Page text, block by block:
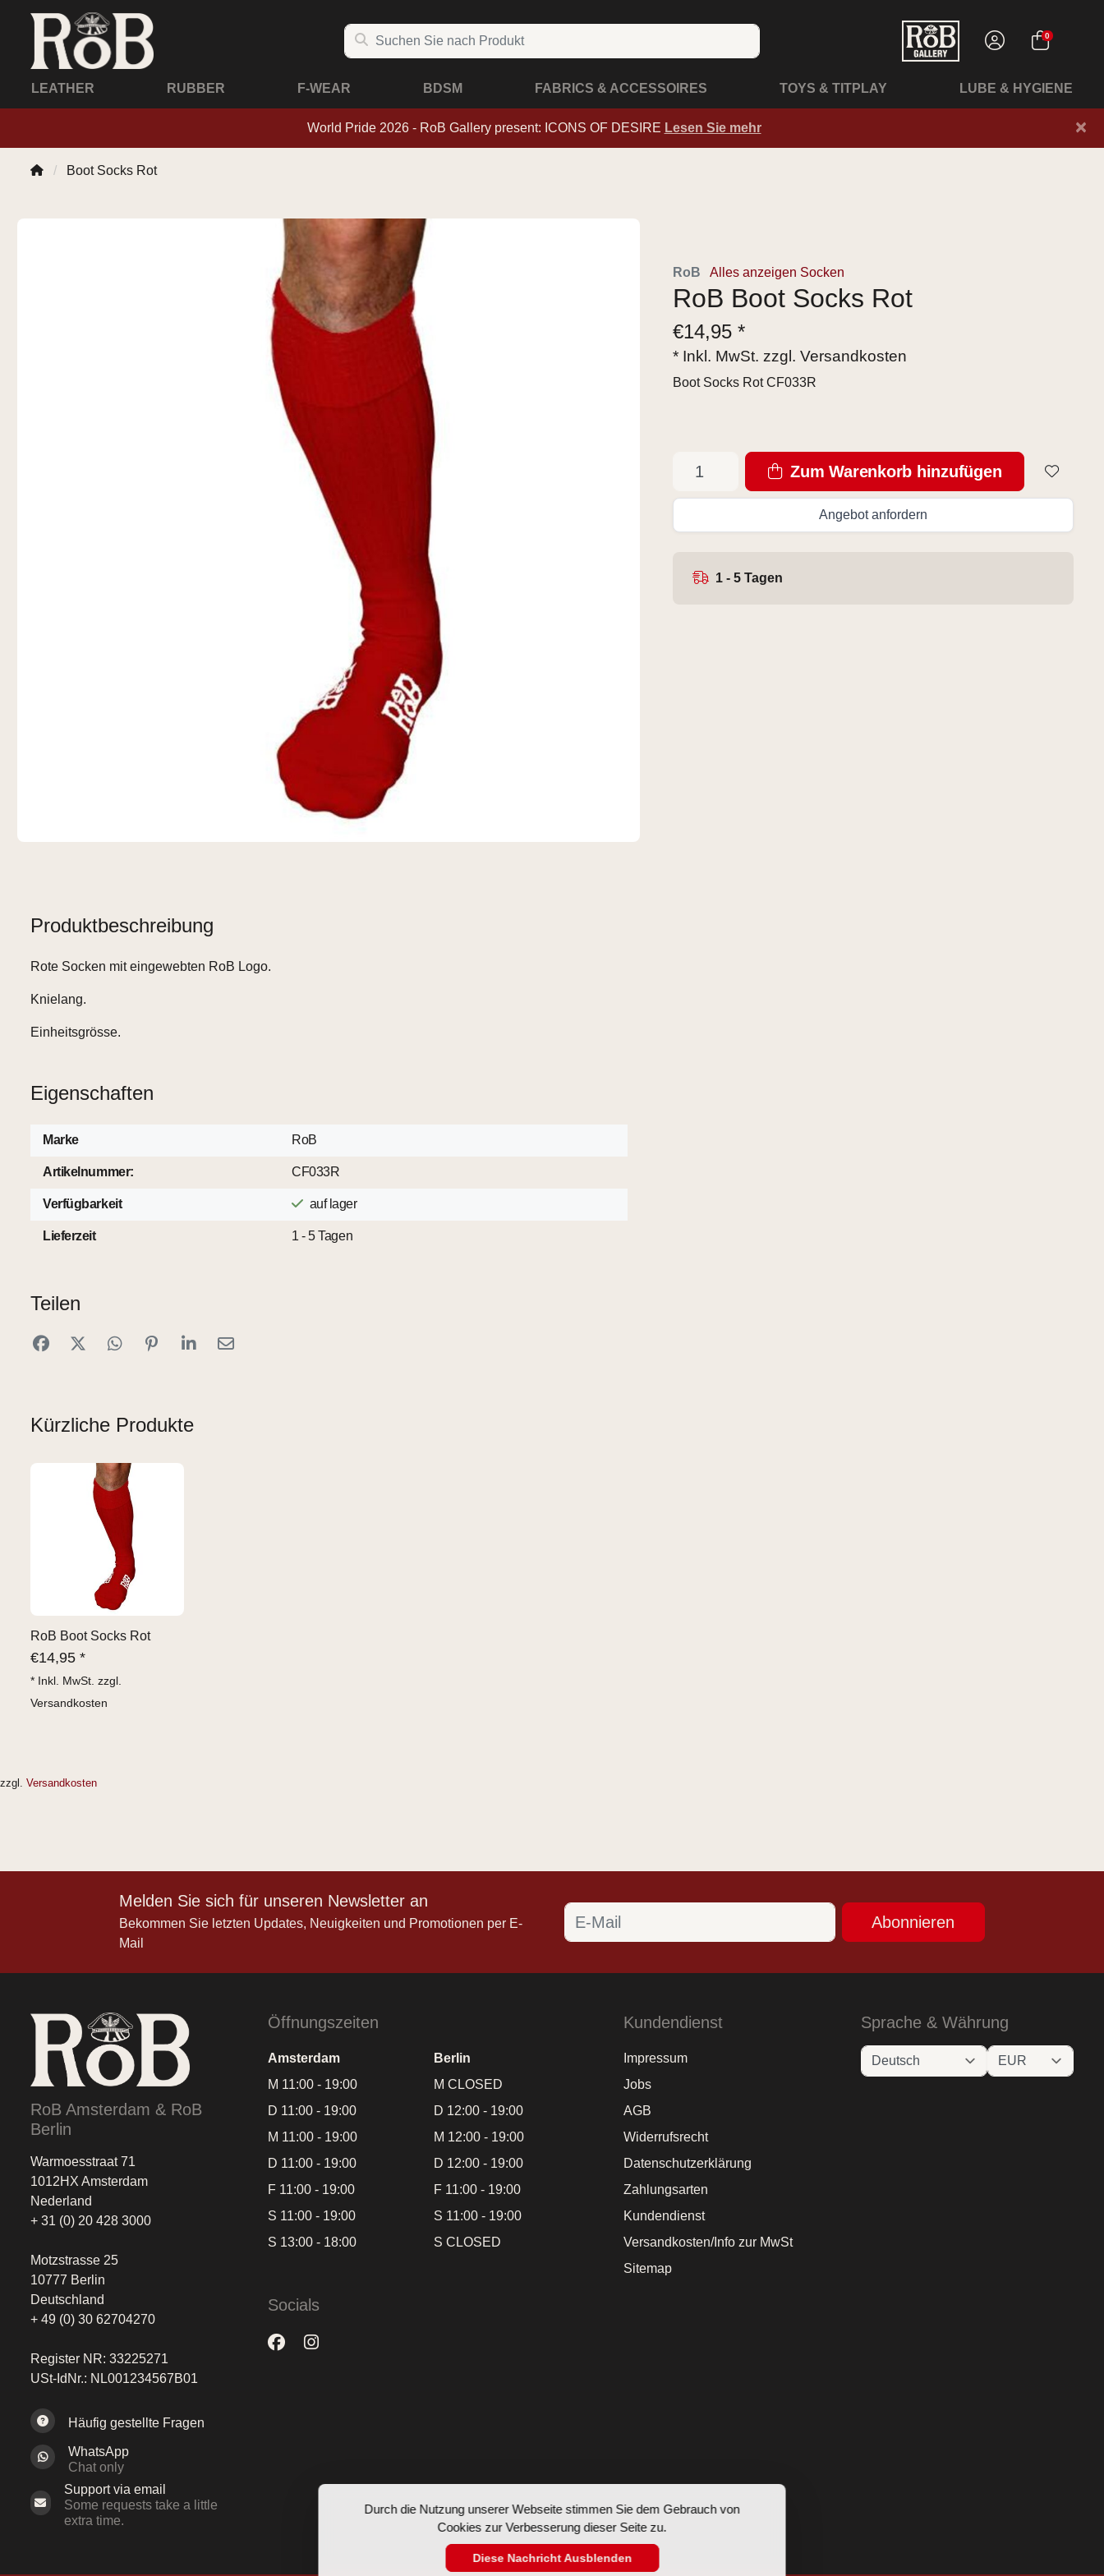
Durch die Nutzung unserer Webseite stimmen Sie dem Gebrauch von
Cookies zur Verbesserung dieser Seite zu.
Diese Nachricht Ausblenden
0
LEATHER RUBBER F-WEAR BDSM FABRICS & ACCESSOIRES TOYS & TITPLAY LUBE & HYGIENE
World Pride 2026 - RoB Gallery present: ICONS OF DESIRE Lesen Sie mehr ×
Boot Socks Rot
Produktbeschreibung
Rote Socken mit eingewebten RoB Logo.
Knielang.
Einheitsgrösse.
Eigenschaften
Marke RoB
Artikelnummer: CF033R
Verfügbarkeit auf lager
Lieferzeit 1 - 5 Tagen
Teilen
RoB Alles anzeigen Socken
RoB Boot Socks Rot
€14,95 *
* Inkl. MwSt. zzgl.Versandkosten
Boot Socks Rot CF033R
Zum Warenkorb hinzufügen
Angebot anfordern
1 - 5 Tagen
Kürzliche Produkte
RoB Boot Socks Rot
€14,95 *
* Inkl. MwSt. zzgl.
Versandkosten
zzgl. Versandkosten
Melden Sie sich für unseren Newsletter an
Bekommen Sie letzten Updates, Neuigkeiten und Promotionen per E-
Mail
Abonnieren
RoB Amsterdam & RoB
Berlin
Warmoesstraat 71
1012HX Amsterdam
Nederland
+ 31 (0) 20 428 3000
Motzstrasse 25
10777 Berlin
Deutschland
+ 49 (0) 30 62704270
Register NR: 33225271
USt-IdNr.: NL001234567B01
Häufig gestellte Fragen
WhatsApp
Chat only
Support via email
Some requests take a little
extra time.
Öffnungszeiten
Amsterdam
Berlin
M 11:00 - 19:00
D 11:00 - 19:00
M 11:00 - 19:00
D 11:00 - 19:00
F 11:00 - 19:00
S 11:00 - 19:00
S 13:00 - 18:00
M CLOSED
D 12:00 - 19:00
M 12:00 - 19:00
D 12:00 - 19:00
F 11:00 - 19:00
S 11:00 - 19:00
S CLOSED
Socials
Kundendienst
Impressum
Jobs
AGB
Widerrufsrecht
Datenschutzerklärung
Zahlungsarten
Kundendienst
Versandkosten/Info zur MwSt
Sitemap
Sprache & Währung